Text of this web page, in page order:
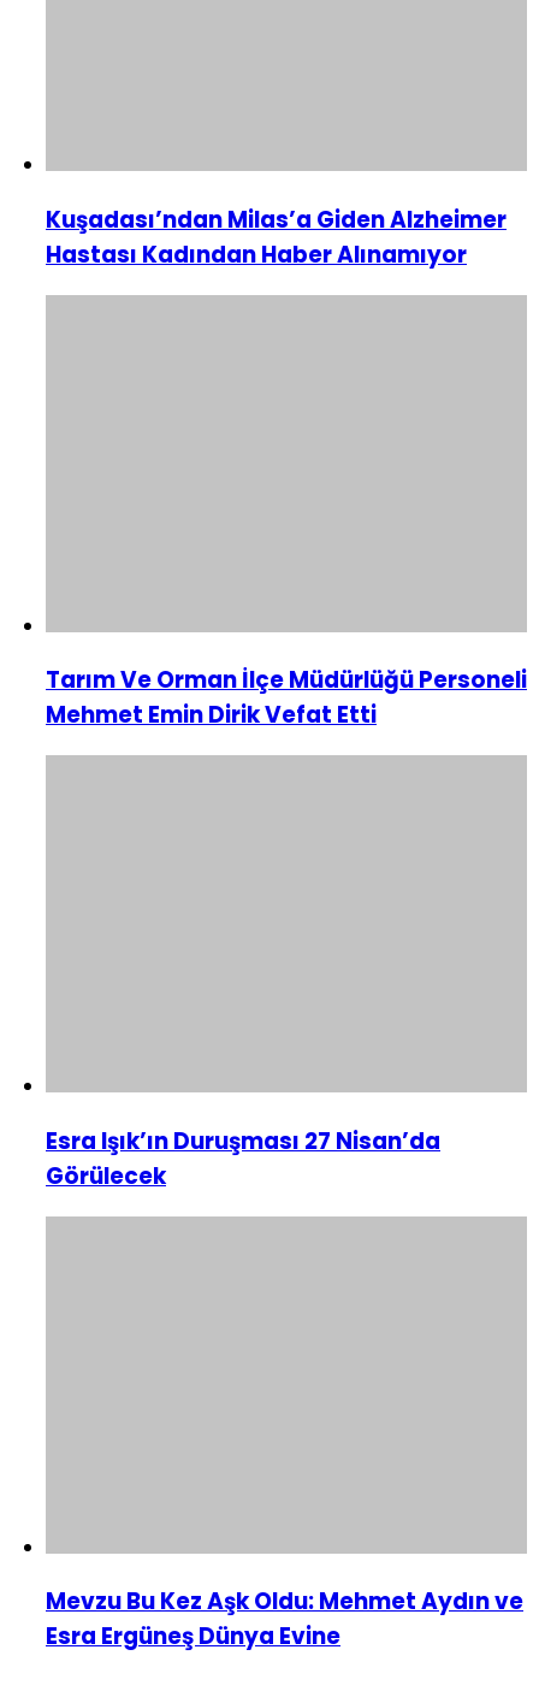
Kuşadası’ndan Milas’a Giden Alzheimer
Hastası Kadından Haber Alınamıyor
Tarım Ve Orman İlçe Müdürlüğü Personeli
Mehmet Emin Dirik Vefat Etti
Esra Işık’ın Duruşması 27 Nisan’da
Görülecek
Mevzu Bu Kez Aşk Oldu: Mehmet Aydın ve
Esra Ergüneş Dünya Evine